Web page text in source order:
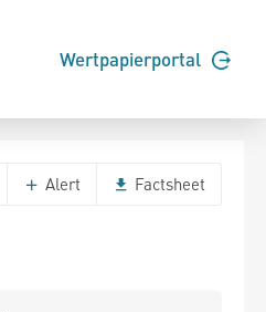
Wertpapierportal
Alert Factsheet